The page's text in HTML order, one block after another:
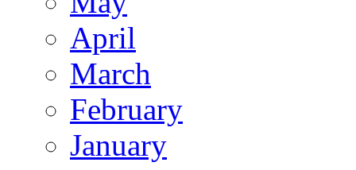
April
March
February
January